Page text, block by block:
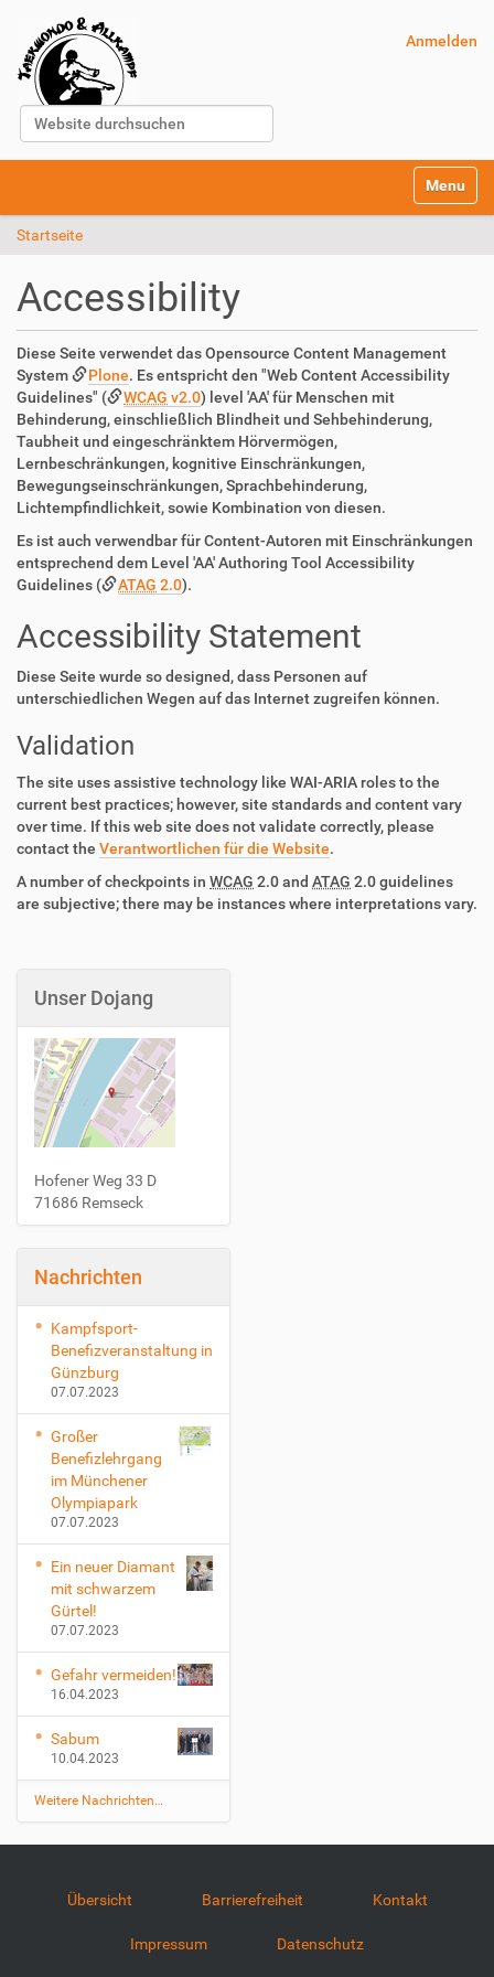
Website durchsuchen
Anmelden
k
Toggle
Startseite
Accessibility
Diese Seite verwendet das Opensource Content Management
System
Plone. Es entspricht den "Web Content Accessibility
Guidelines" (
WCAG v2.0) level 'AA' für Menschen mit
Behinderung, einschließlich Blindheit und Sehbehinderung,
Taubheit und eingeschränktem Hörvermögen,
Lernbeschränkungen, kognitive Einschränkungen,
Bewegungseinschränkungen, Sprachbehinderung,
Lichtempfindlichkeit, sowie Kombination von diesen.
Es ist auch verwendbar für Content-Autoren mit Einschränkungen
entsprechend dem Level 'AA' Authoring Tool Accessibility
Guidelines (
ATAG 2.0).
Accessibility Statement
Diese Seite wurde so designed, dass Personen auf
unterschiedlichen Wegen auf das Internet zugreifen können.
Validation
The site uses assistive technology like WAI-ARIA roles to the
current best practices; however, site standards and content vary
over time. If this web site does not validate correctly, please
contact the Verantwortlichen für die Website.
A number of checkpoints in WCAG 2.0 and ATAG 2.0 guidelines
are subjective; there may be instances where interpretations vary.
Unser Dojang
Hofener Weg 33 D
71686 Remseck
Nachrichten
Kampfsport-
Benefizveranstaltung in
Günzburg
07.07.2023
Großer
Benefizlehrgang
im Münchener
Olympiapark
07.07.2023
Ein neuer Diamant
mit schwarzem
Gürtel!
07.07.2023
Gefahr vermeiden!
16.04.2023
Sabum
10.04.2023
Weitere Nachrichten…
Übersicht Barrierefreiheit Kontakt
Impressum Datenschutz